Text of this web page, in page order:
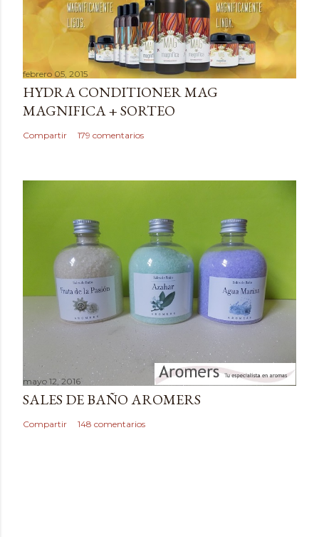
a
r
u
n
c
o
febrero 05, 2015
HYDRA CONDITIONER MAG
MAGNIFICA + SORTEO
Compartir 179 comentarios
mayo 12, 2016
SALES DE BAÑO AROMERS
Compartir 148 comentarios